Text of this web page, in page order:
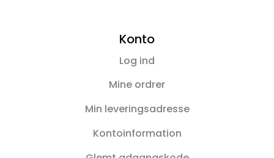
Konto
Log ind
Mine ordrer
Min leveringsadresse
Kontoinformation